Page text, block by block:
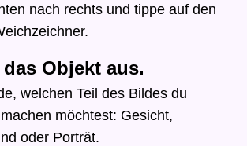
nach rechts und tippe auf den
Objekt aus.
welchen Teil des Bildes du
möchtest: Gesicht,
oder Porträt.